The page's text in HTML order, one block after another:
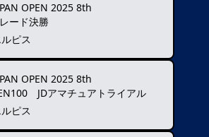
OPEN 2025 8th
ード決勝
ピス
OPEN 2025 8th
JDアマチュアトライアル
ピス